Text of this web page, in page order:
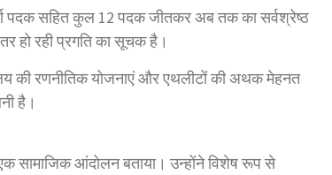
पदक सहित कुल 12 पदक जीतकर अब तक का सर्वश्रेष्ठ
हो रही प्रगति का सूचक है।
की रणनीतिक योजनाएं और एथलीटों की अथक मेहनत
है।
एक सामाजिक आंदोलन बताया। उन्होंने विशेष रूप से